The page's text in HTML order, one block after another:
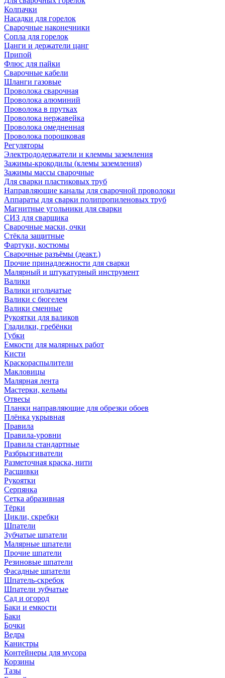
Колпачки
Насадки для горелок
Сварочные наконечники
Сопла для горелок
Цанги и держатели цанг
Припой
Флюс для пайки
Сварочные кабели
Шланги газовые
Проволока сварочная
Проволока алюминий
Проволока в прутках
Проволока нержавейка
Проволока омедненная
Проволока порошковая
Регуляторы
Электрододержатели и клеммы заземления
Зажимы-крокодилы (клемы заземления)
Зажимы массы сварочные
Для сварки пластиковых труб
Направляющие каналы для сварочной проволоки
Аппараты для сварки полипропиленовых труб
Магнитные угольники для сварки
СИЗ для сварщика
Сварочные маски, очки
Стёкла защитные
Фартуки, костюмы
Сварочные разъёмы (деакт.)
Прочие принадлежности для сварки
Малярный и штукатурный инструмент
Валики
Валики игольчатые
Валики с бюгелем
Валики сменные
Рукоятки для валиков
Гладилки, гребёнки
Губки
Емкости для малярных работ
Кисти
Краскораспылители
Макловицы
Малярная лента
Мастерки, кельмы
Отвесы
Планки направляющие для обрезки обоев
Плёнка укрывная
Правила
Правила-уровни
Правила стандартные
Разбрызгиватели
Разметочная краска, нити
Расшивки
Рукоятки
Серпянка
Сетка абразивная
Тёрки
Цикли, скребки
Шпатели
Зубчатые шпатели
Малярные шпатели
Прочие шпатели
Резиновые шпатели
Фасадные шпатели
Шпатель-скребок
Шпатели зубчатые
Сад и огород
Баки и емкости
Баки
Бочки
Ведра
Канистры
Контейнеры для мусора
Корзины
Тазы